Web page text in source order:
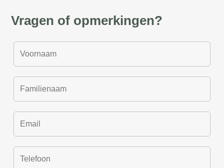
Vragen of opmerkingen?